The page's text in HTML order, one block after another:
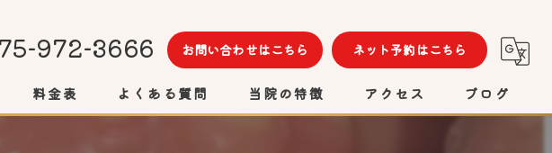
972-3666 お問い合わせはこちら ネット予約はこちら
料金表 よくある質問 当院の特徴 アクセス ブログ